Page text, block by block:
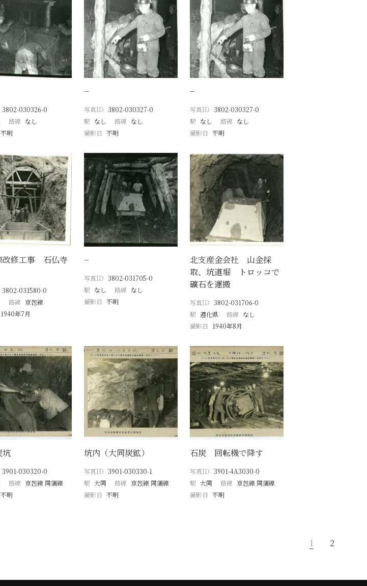
3802-030326-0
路線 なし
不明
−
写真ID 3802-030327-0
駅 なし 路線 なし
撮影日 不明
−
写真ID 3802-030327-0
駅 なし 路線 なし
撮影日 不明
改修工事 石仏寺
3802-031580-0
路線 京包線
1940年7月
−
写真ID 3802-031705-0
駅 なし 路線 なし
撮影日 不明
北支産金会社 山金採
取、坑道堀 トロッコで
礦石を運搬
写真ID 3802-031706-0
駅 遵化県 路線 なし
撮影日
1940年8月
坑
3901-030320-0
路線 京包線 同蒲線
不明
坑内（大同炭鉱）
写真ID 3901-030330-1
駅 大同 路線 京包線 同蒲線
撮影日 不明
石炭 回転機で降す
写真ID 3901-4A3030-0
駅 大同 路線 京包線 同蒲線
撮影日 不明
1 2